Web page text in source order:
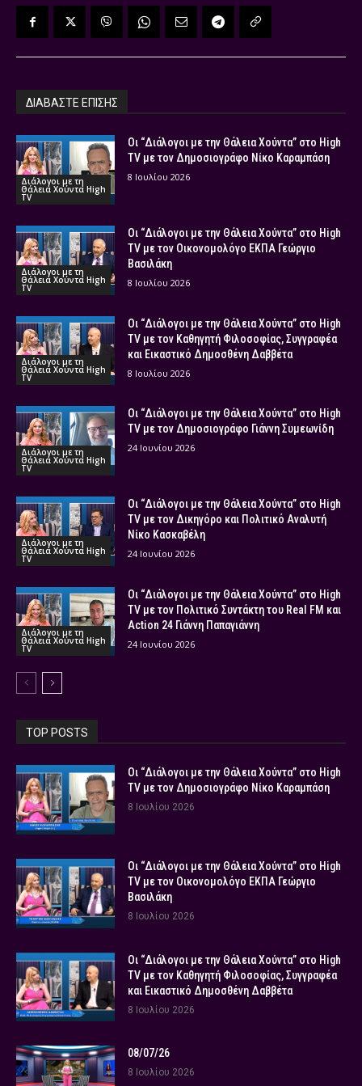
ΔΙΑΒΑΣΤΕ ΕΠΙΣΗΣ
Διάλογοι με τη
Θάλεια Χούντα High
TV
Οι “Διάλογοι με την Θάλεια Χούντα” στο High
TV με τον Δημοσιογράφο Νίκο Καραμπάση
8 Ιουλίου 2026
Διάλογοι με τη
Θάλεια Χούντα High
TV
Οι “Διάλογοι με την Θάλεια Χούντα” στο High
TV με τον Οικονομολόγο ΕΚΠΑ Γεώργιο
Βασιλάκη
8 Ιουλίου 2026
Διάλογοι με τη
Θάλεια Χούντα High
TV
Οι “Διάλογοι με την Θάλεια Χούντα” στο High
TV με τον Καθηγητή Φιλοσοφίας, Συγγραφέα
και Εικαστικό Δημοσθένη Δαββέτα
8 Ιουλίου 2026
Διάλογοι με τη
Θάλεια Χούντα High
TV
Οι “Διάλογοι με την Θάλεια Χούντα” στο High
TV με τον Δημοσιογράφο Γιάννη Συμεωνίδη
24 Ιουνίου 2026
Διάλογοι με τη
Θάλεια Χούντα High
TV
Οι “Διάλογοι με την Θάλεια Χούντα” στο High
TV με τον Δικηγόρο και Πολιτικό Αναλυτή
Νίκο Κασκαβέλη
24 Ιουνίου 2026
Διάλογοι με τη
Θάλεια Χούντα High
TV
Οι “Διάλογοι με την Θάλεια Χούντα” στο High
TV με τον Πολιτικό Συντάκτη του Real FM και
Action 24 Γιάννη Παπαγιάννη
24 Ιουνίου 2026
TOP POSTS
Οι “Διάλογοι με την Θάλεια Χούντα” στο High
TV με τον Δημοσιογράφο Νίκο Καραμπάση
8 Ιουλίου 2026
Οι “Διάλογοι με την Θάλεια Χούντα” στο High
TV με τον Οικονομολόγο ΕΚΠΑ Γεώργιο
Βασιλάκη
8 Ιουλίου 2026
Οι “Διάλογοι με την Θάλεια Χούντα” στο High
TV με τον Καθηγητή Φιλοσοφίας, Συγγραφέα
και Εικαστικό Δημοσθένη Δαββέτα
8 Ιουλίου 2026
08/07/26
8 Ιουλίου 2026